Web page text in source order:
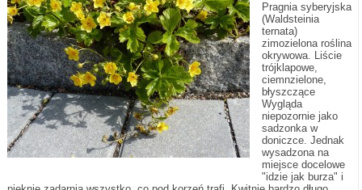
Pragnia syberyjska
(Waldsteinia
ternata)
zimozielona roślina
okrywowa. Liście
trójklapowe,
ciemnzielone,
błyszczące
Wygląda
niepozornie jako
sadzonka w
doniczce. Jednak
wysadzona na
miejsce docelowe
"idzie jak burza" i